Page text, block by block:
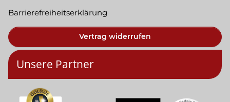
Barrierefreiheitserklärung
Vertrag widerrufen
Unsere Partner